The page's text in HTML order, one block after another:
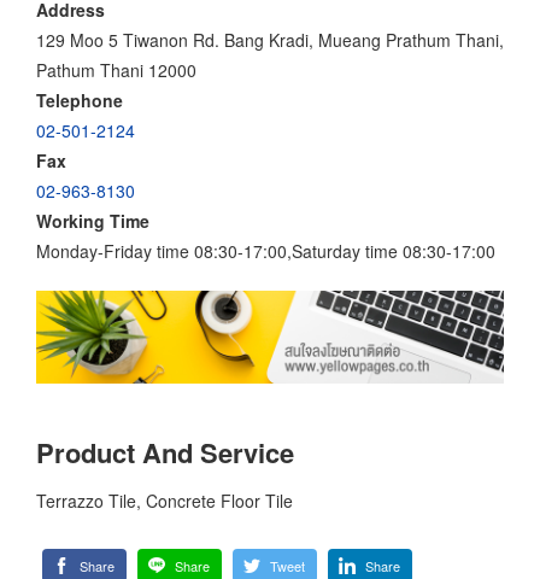
Address
129 Moo 5 Tiwanon Rd. Bang Kradi, Mueang Prathum Thani,
Pathum Thani 12000
Telephone
02-501-2124
Fax
02-963-8130
Working Time
Monday-Friday time 08:30-17:00,Saturday time 08:30-17:00
Product And Service
Terrazzo Tile, Concrete Floor Tile
Share Share Tweet Share